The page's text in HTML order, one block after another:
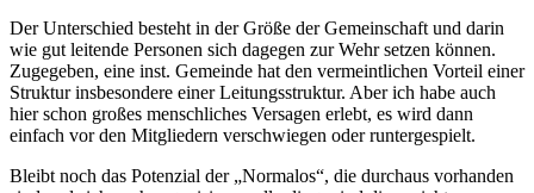
Der Unterschied besteht in der Größe der Gemeinschaft und darin
wie gut leitende Personen sich dagegen zur Wehr setzen können.
Zugegeben, eine inst. Gemeinde hat den vermeintlichen Vorteil einer
Struktur insbesondere einer Leitungsstruktur. Aber ich habe auch
hier schon großes menschliches Versagen erlebt, es wird dann
einfach vor den Mitgliedern verschwiegen oder runtergespielt.
Bleibt noch das Potenzial der „Normalos“, die durchaus vorhanden